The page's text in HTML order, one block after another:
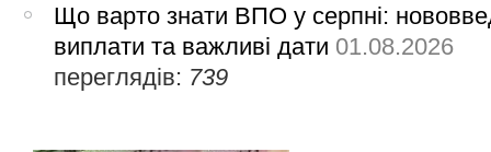
Що варто знати ВПО у серпні:
виплати та важливі дати 01.08.2026
переглядів: 739